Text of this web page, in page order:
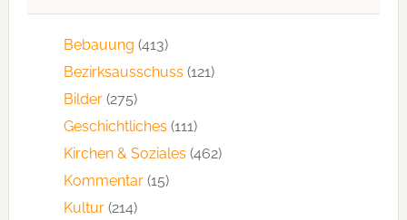
Bebauung (413)
Bezirksausschuss (121)
Bilder(275)
Geschichtliches (111)
Kirchen & Soziales (462)
Kommentar(15)
Kultur(214)